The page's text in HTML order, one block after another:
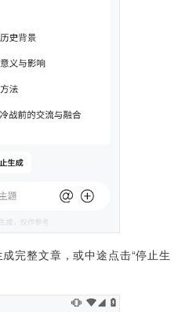
完整文章，或中途点击“停止生